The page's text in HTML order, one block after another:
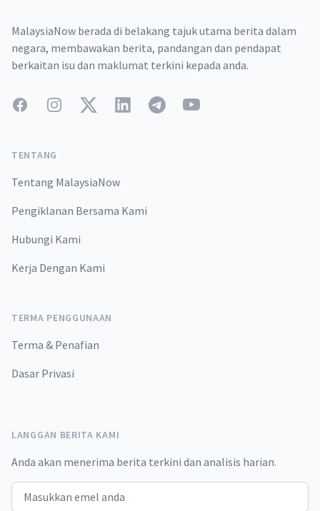
MalaysiaNow berada di belakang tajuk utama berita dalam
negara, membawakan berita, pandangan dan pendapat
berkaitan isu dan maklumat terkini kepada anda.
FacebookInstagramTwitterLinkedInTelegramYouTube
TENTANG
Tentang MalaysiaNow
Pengiklanan Bersama Kami
Hubungi Kami
Kerja Dengan Kami
TERMA PENGGUNAAN
Terma & Penafian
Dasar Privasi
LANGGAN BERITA KAMI
Anda akan menerima berita terkini dan analisis harian.
Email address